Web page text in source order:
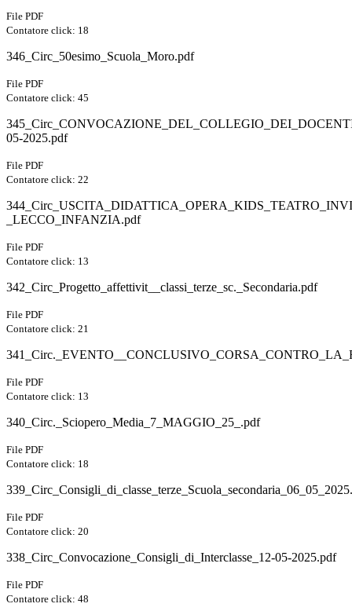
File PDF
Contatore click: 18
346_Circ_50esimo_Scuola_Moro.pdf
File PDF
Contatore click: 45
05-2025.pdf
File PDF
Contatore click: 22
_LECCO_INFANZIA.pdf
File PDF
Contatore click: 13
342_Circ_Progetto_affettivit__classi_terze_sc._Secondaria.pdf
File PDF
Contatore click: 21
File PDF
Contatore click: 13
340_Circ._Sciopero_Media_7_MAGGIO_25_.pdf
File PDF
Contatore click: 18
File PDF
Contatore click: 20
338_Circ_Convocazione_Consigli_di_Interclasse_12-05-2025.pdf
File PDF
Contatore click: 48